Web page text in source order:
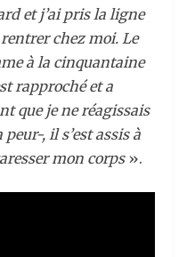
et j’ai pris la ligne
chez moi. Le
à la cinquantaine
rapproché et a
que je ne réagissais
, il s’est assis à
mon corps ».